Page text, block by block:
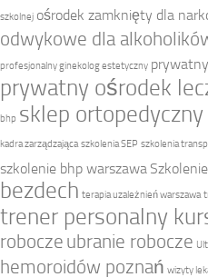
szkolnej ośrodek zamknięty dla
odwykowe dla
profesjonalny ginekolog estetyczny
prywatny ośrodek
bhp sklep
kadra zarządzająca szkolenia SEP szkolenia
szkolenie bhp warszawa
bezdech terapia uzależnień warszawa
trener personalny
robocze ubranie robocze
hemoroidów poznań wizyty